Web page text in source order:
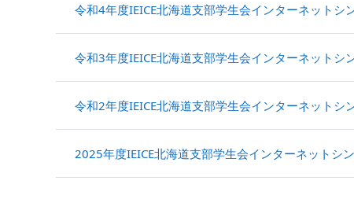
令和4年度IEICE北海道支部学生会インターネットシ
令和3年度IEICE北海道支部学生会インターネットシ
令和2年度IEICE北海道支部学生会インターネットシ
2025年度IEICE北海道支部学生会インターネットシ